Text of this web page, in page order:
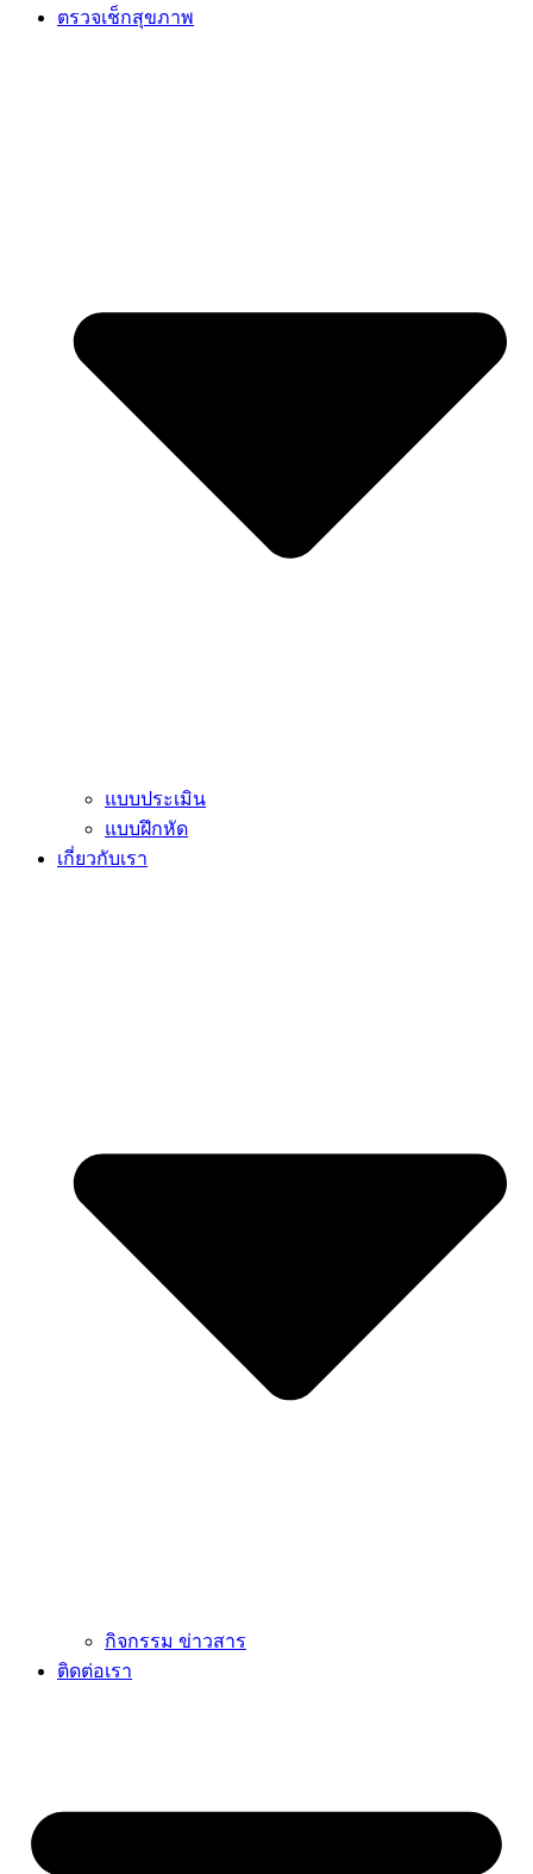
ตรวจเช็กสุขภาพ
แบบประเมิน
แบบฝึกหัด
เกี่ยวกับเรา
กิจกรรม ข่าวสาร
ติดต่อเรา